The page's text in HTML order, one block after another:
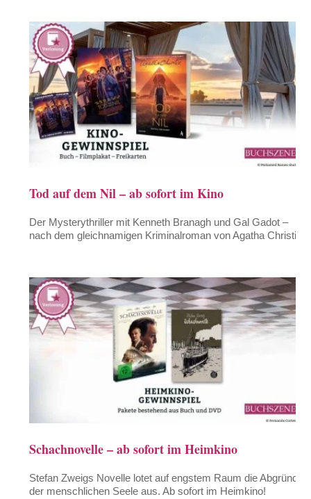
Tod auf dem Nil – ab sofort im Kino
Der Mysterythriller mit Kenneth Branagh und Gal Gadot –
nach dem gleichnamigen Kriminalroman von Agatha Christie.
Schachnovelle – ab sofort im Heimkino
Stefan Zweigs Novelle lotet auf engstem Raum die Abgründe
der menschlichen Seele aus. Ab sofort im Heimkino!